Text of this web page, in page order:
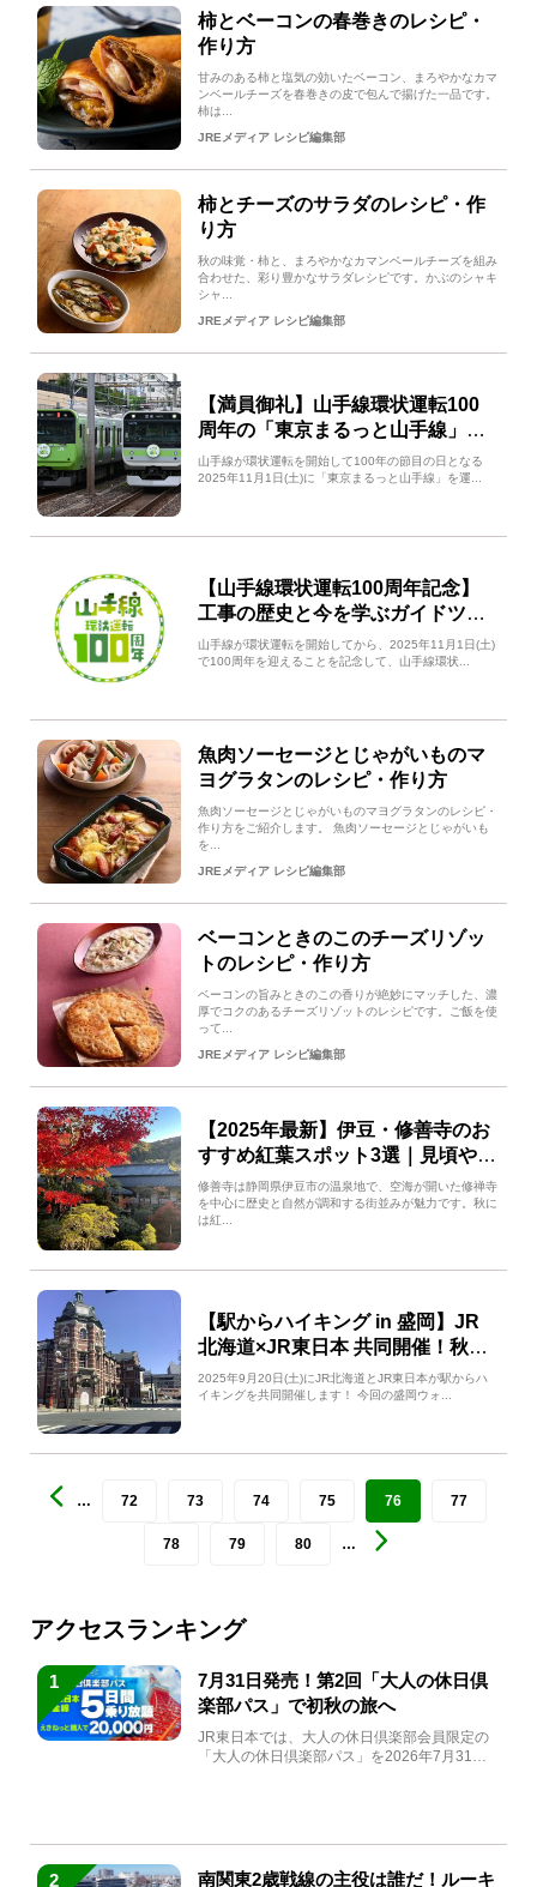
柿とベーコンの春巻きのレシピ・
作り方
甘みのある柿と塩気の効いたベーコン、まろやかなカマ
ンベールチーズを春巻きの皮で包んで揚げた一品です。
柿は...
JREメディア レシピ編集部
柿とチーズのサラダのレシピ・作
り方
秋の味覚・柿と、まろやかなカマンベールチーズを組み
合わせた、彩り豊かなサラダレシピです。かぶのシャキ
シャ...
JREメディア レシピ編集部
【満員御礼】山手線環状運転100
周年の「東京まるっと山手線」が
2025年11月1日(土)に運行！
山手線が環状運転を開始して100年の節目の日となる
2025年11月1日(土)に「東京まるっと山手線」を運...
【山手線環状運転100周年記念】
工事の歴史と今を学ぶガイドツア
ー開催！
山手線が環状運転を開始してから、2025年11月1日(土)
で100周年を迎えることを記念して、山手線環状...
魚肉ソーセージとじゃがいものマ
ヨグラタンのレシピ・作り方
魚肉ソーセージとじゃがいものマヨグラタンのレシピ・
作り方をご紹介します。 魚肉ソーセージとじゃがいも
を...
JREメディア レシピ編集部
ベーコンときのこのチーズリゾッ
トのレシピ・作り方
ベーコンの旨みときのこの香りが絶妙にマッチした、濃
厚でコクのあるチーズリゾットのレシピです。ご飯を使
って...
JREメディア レシピ編集部
【2025年最新】伊豆・修善寺のお
すすめ紅葉スポット3選｜見頃やア
クセス情報も紹介！
修善寺は静岡県伊豆市の温泉地で、空海が開いた修禅寺
を中心に歴史と自然が調和する街並みが魅力です。秋に
は紅...
【駅からハイキング in 盛岡】JR
北海道×JR東日本 共同開催！秋の
街歩きイベント
2025年9月20日(土)にJR北海道とJR東日本が駅からハ
イキングを共同開催します！ 今回の盛岡ウォ...
… 72 73 74 75 76 77
78 79 80 …
アクセスランキング
1
7月31日発売！第2回「大人の休日倶
楽部パス」で初秋の旅へ
JR東日本では、大人の休日倶楽部会員限定の
「大人の休日倶楽部パス」を2026年7月31日
2
南関東2歳戦線の主役は誰だ！ルーキ